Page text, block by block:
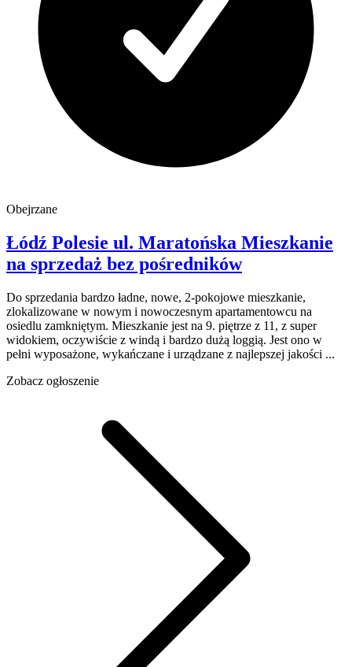
Obejrzane
Łódź Polesie ul. Maratońska Mieszkanie
na sprzedaż bez pośredników
Do sprzedania bardzo ładne, nowe, 2-pokojowe mieszkanie,
zlokalizowane w nowym i nowoczesnym apartamentowcu na
osiedlu zamkniętym. Mieszkanie jest na 9. piętrze z 11, z super
widokiem, oczywiście z windą i bardzo dużą loggią. Jest ono w
pełni wyposażone, wykańczane i urządzane z najlepszej jakości ...
Zobacz ogłoszenie